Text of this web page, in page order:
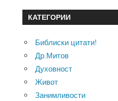
КАТЕГОРИИ
Библиски цитати!
Др.Митов
Духовност
Живот
Занимливости